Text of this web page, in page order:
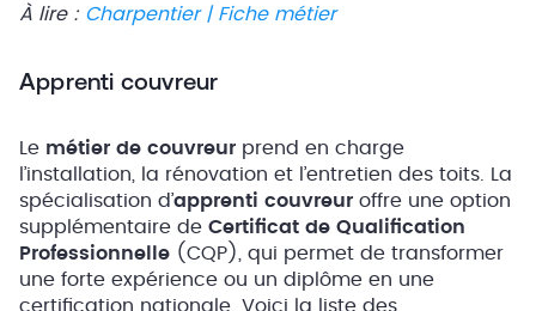
À lire : Charpentier | Fiche métier
Apprenti couvreur
Le métier de couvreur prend en charge
l’installation, la rénovation et l’entretien des toits. La
spécialisation d’apprenti couvreur offre une option
supplémentaire de Certificat de Qualification
Professionnelle (CQP), qui permet de transformer
une forte expérience ou un diplôme en une
certification nationale. Voici la liste des